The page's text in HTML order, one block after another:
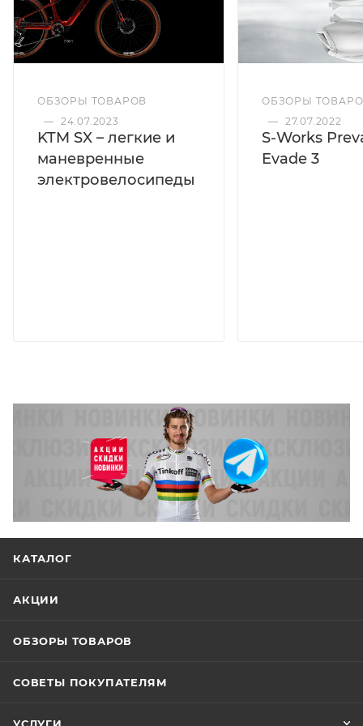
ОБЗОРЫ ТОВАРОВ
— 24.07.2023
KTM SX – легкие и
маневренные
электровелосипеды
ОБЗОРЫ
— 27.07.2022
S-Works
Evade 3
КАТАЛОГ
АКЦИИ
ОБЗОРЫ ТОВАРОВ
СОВЕТЫ ПОКУПАТЕЛЯМ